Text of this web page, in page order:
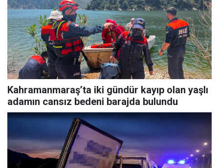
Kahramanmaraş’ta iki gündür kayıp olan yaşlı
adamın cansız bedeni barajda bulundu